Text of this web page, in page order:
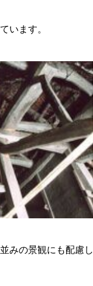
います。
みの景観にも配慮し